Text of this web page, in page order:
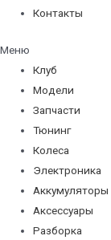
Контакты
Меню
Клуб
Модели
Запчасти
Тюнинг
Колеса
Электроника
Аккумуляторы
Аксессуары
Разборка